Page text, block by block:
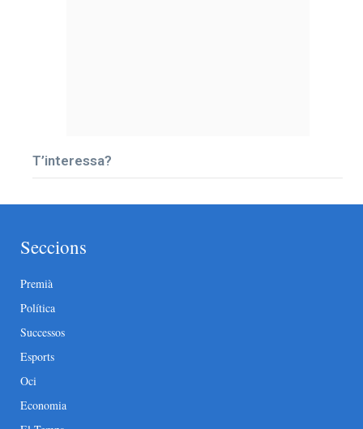
T’interessa?
Seccions
Premià
Política
Successos
Esports
Oci
Economia